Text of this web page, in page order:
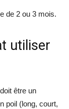
de 2 ou 3 mois.
utiliser
être un
poil (long, court,